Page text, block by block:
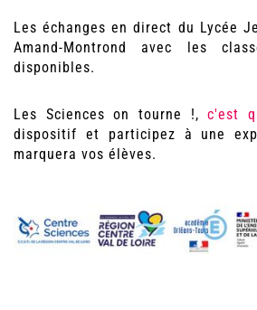
Les échanges en direct du Lycée
Amand-Montrond avec les
disponibles.
Les Sciences on tourne !,c'est
dispositif et participez à une
marquera vos élèves.